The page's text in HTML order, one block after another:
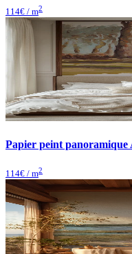
114€ / m2
Papier peint panoramique
114€ / m2